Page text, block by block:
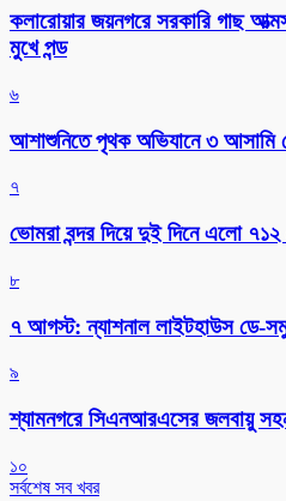
কলারোয়ার জয়নগরে সরকারি গাছ
মুখে পন্ড
৬
আশাশুনিতে পৃথক অভিযানে ৩ আসামি
৭
ভোমরা বন্দর দিয়ে দুই দিনে এলো ৭১২
৮
৭ আগস্ট: ন্যাশনাল লাইটহাউস ডে-
৯
শ্যামনগরে সিএনআরএসের জলবায়ু
১০
সর্বশেষ সব খবর